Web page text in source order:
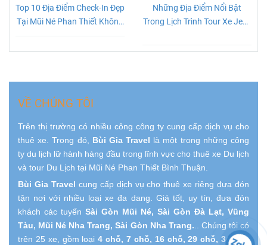
Top 10 Địa Điểm Check-In Đẹp
Tại Mũi Né Phan Thiết Không
Những Địa Điểm Nổi Bật
Trong Lịch Trình Tour Xe Jeep
VỀ CHÚNG TÔI
Trên thị trường có nhiều công công ty cung cấp dịch vụ cho
thuê xe. Trong đó, Bùi Gia Travel là một trong những công
ty du lịch lữ hành hàng đầu trong lĩnh vực cho thuê xe Du lịch
và tour Du Lịch tại Mũi Né Phan Thiết Bình Thuận.
Bùi Gia Travel cung cấp dịch vụ cho thuê xe riêng đưa đón
tận nơi với nhiều loại xe đa dang. Giá tốt, uy tín, đưa đón
khách các tuyến Sài Gòn Mũi Né, Sài Gòn Đà Lạt, Vũng
Tàu, Mũi Né Nha Trang, Sài Gòn Nha Trang... Chúng tôi có
trên 25 xe, gồm loại 4 chỗ, 7 chỗ, 16 chỗ, 29 chỗ, 34 chỗ